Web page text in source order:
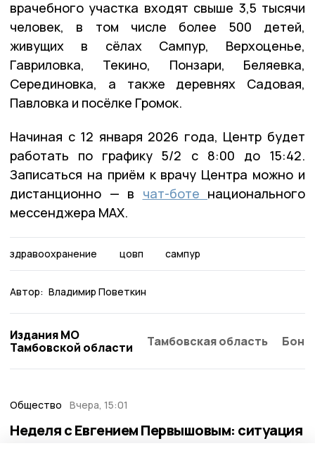
врачебного участка входят свыше 3,5 тысячи
человек, в том числе более 500 детей,
живущих в сёлах Сампур, Верхоценье,
Гавриловка, Текино, Понзари, Беляевка,
Серединовка, а также деревнях Садовая,
Павловка и посёлке Громок.
Начиная с 12 января 2026 года, Центр будет
работать по графику 5/2 с 8:00 до 15:42.
Записаться на приём к врачу Центра можно и
дистанционно — в чат-боте национального
мессенджера MAX.
здравоохранение цовп сампур
Автор: Владимир Поветкин
Издания МО
Тамбовской области
Тамбовская область
Общество Вчера, 15:01
Неделя с Евгением Первышовым: ситуация